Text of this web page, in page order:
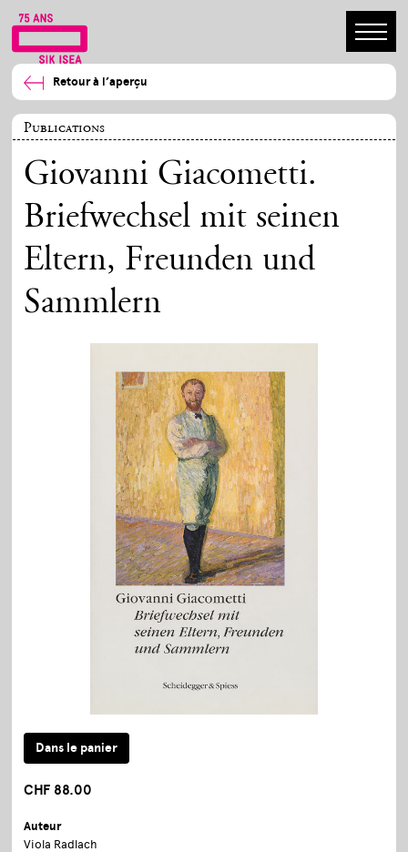
Retour à l’aperçu
Publications
Giovanni Giacometti.
Briefwechsel mit seinen
Eltern, Freunden und
Sammlern
CHF 88.00
Auteur
Viola Radlach